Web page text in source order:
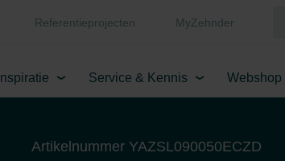
Referentieprojecten MyZehnder
Inspiratie Service & Kennis Webshop
Artikelnummer YAZSL090050ECZD